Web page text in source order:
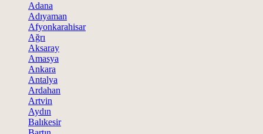
Adana
Adıyaman
Afyonkarahisar
Ağrı
Aksaray
Amasya
Ankara
Antalya
Ardahan
Artvin
Aydın
Balıkesir